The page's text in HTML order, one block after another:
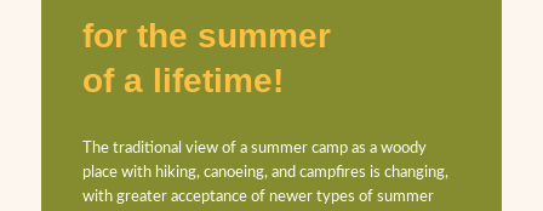
for the summer
of a lifetime!
The traditional view of a summer camp as a woody
place with hiking, canoeing, and campfires is changing,
with greater acceptance of newer types of summer